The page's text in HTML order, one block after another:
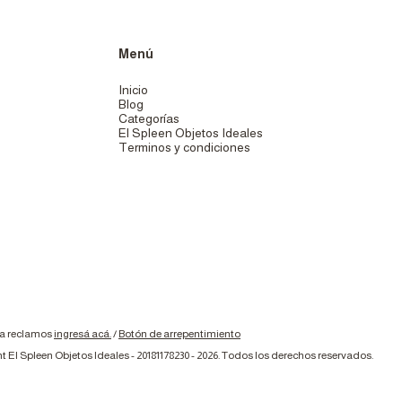
Menú
Inicio
Blog
Categorías
El Spleen Objetos Ideales
Terminos y condiciones
reclamosingresá acá./ Botón de arrepentimiento
El Spleen Objetos Ideales - 20181178230 - 2026. Todos los derechos reservados.